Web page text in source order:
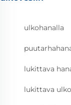
ulkohanalla
lukittava
lukittava